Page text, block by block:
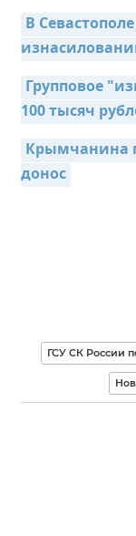
В
Групповое
100 тысяч
Крымчанина
донос
ГСУ СК России